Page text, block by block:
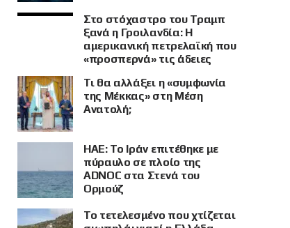
Στο στόχαστρο του Τραμπ
ξανά η Γροιλανδία: Η
αμερικανική πετρελαϊκή που
«προσπερνά» τις άδειες
Τι θα αλλάξει η «συμφωνία
της Μέκκας» στη Μέση
Ανατολή;
ΗΑΕ: Το Ιράν επιτέθηκε με
πύραυλο σε πλοίο της
ADNOC στα Στενά του
Ορμούζ
Το τετελεσμένο που χτίζεται